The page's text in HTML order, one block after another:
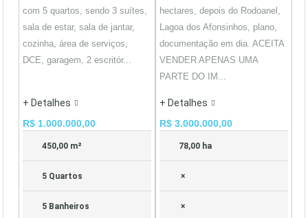
com 5 quartos, sendo 3 suítes,
sala de estar, sala de jantar,
cozinha, área de serviços,
DCE, garagem, 2 escritór...
+ Detalhes
R$ 1.000.000,00
450,00 m²
5 Quartos
5 Banheiros
hectares, depois do Rodoanel,
Lagoa dos Afonsinhos, plano,
documentação em dia. ACEITA
VENDER APENAS UMA
PARTE DO IM...
+ Detalhes
R$ 3.000.000,00
78,00 ha
×
×